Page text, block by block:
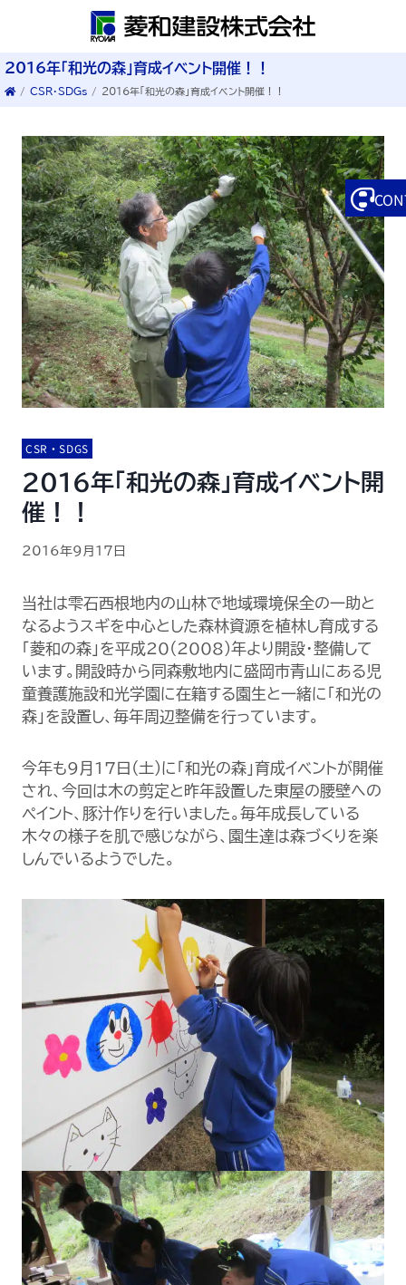
2016年「和光の森」育成イベント開催！！
/ CSR・SDGs / 2016年「和光の森」育成イベント開催！！
CSR・SDGS
2016年「和光の森」育成イベント開
催！！
2016年9月17日
当社は雫石西根地内の山林で地域環境保全の一助と
なるようスギを中心とした森林資源を植林し育成する
「菱和の森」を平成20(2008)年より開設・整備して
います。開設時から同森敷地内に盛岡市青山にある児
童養護施設和光学園に在籍する園生と一緒に「和光の
森」を設置し、毎年周辺整備を行っています。
今年も9月17日(土)に「和光の森」育成イベントが開催
され、今回は木の剪定と昨年設置した東屋の腰壁への
ペイント、豚汁作りを行いました。毎年成長している
木々の様子を肌で感じながら、園生達は森づくりを楽
しんでいるようでした。